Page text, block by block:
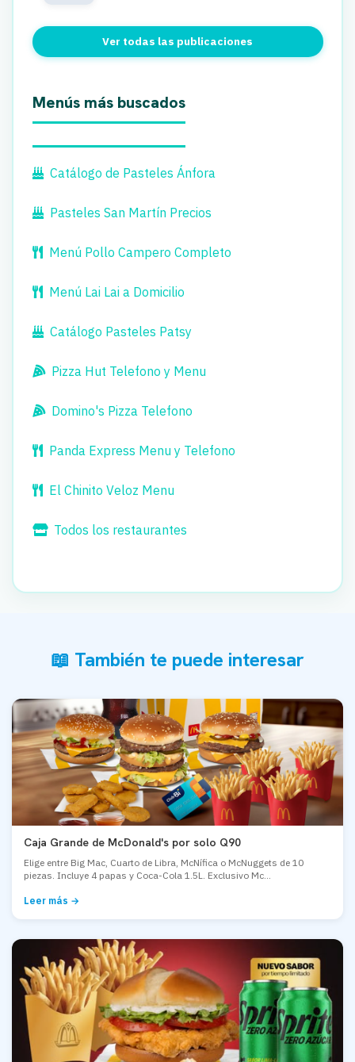
Ver todas las publicaciones
Menús más buscados
Catálogo de Pasteles Ánfora
Pasteles San Martín Precios
Menú Pollo Campero Completo
Menú Lai Lai a Domicilio
Catálogo Pasteles Patsy
Pizza Hut Telefono y Menu
Domino's Pizza Telefono
Panda Express Menu y Telefono
El Chinito Veloz Menu
Todos los restaurantes
📖 También te puede interesar
Caja Grande de McDonald's por solo Q90
Elige entre Big Mac, Cuarto de Libra, McNífica o McNuggets de 10
piezas. Incluye 4 papas y Coca-Cola 1.5L. Exclusivo Mc...
Leer más →